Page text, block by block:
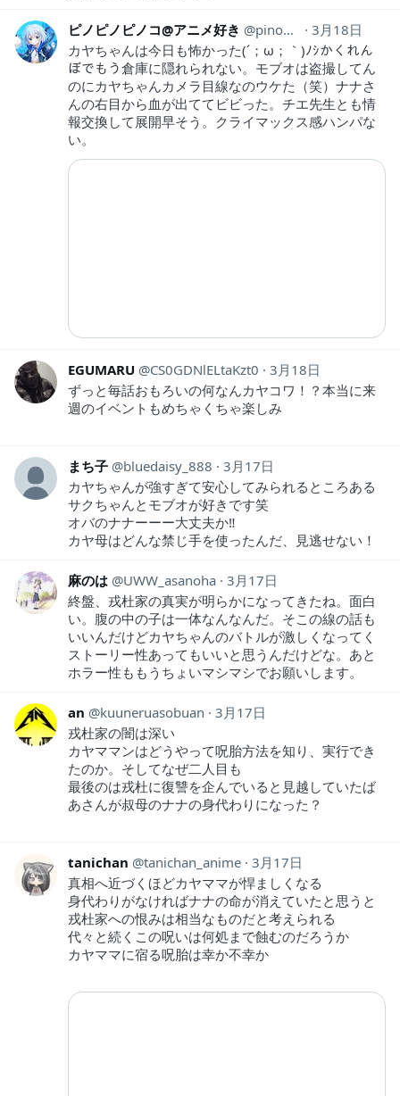
ピノピノピノコ@アニメ好き pinopinopino369
3月18日
カヤちゃんは今日も怖かった(´；ω；｀)ﾉｼかくれん
ぼでもう倉庫に隠れられない。モブオは盗撮してん
のにカヤちゃんカメラ目線なのウケた（笑）ナナさ
んの右目から血が出ててビビった。チエ先生とも情
報交換して展開早そう。クライマックス感ハンパな
い。
EGUMARU CS0GDNlELtaKzt0
3月18日
ずっと毎話おもろいの何なんカヤコワ！？本当に来
週のイベントもめちゃくちゃ楽しみ
まち子 bluedaisy_888
3月17日
カヤちゃんが強すぎて安心してみられるところある
サクちゃんとモブオが好きです笑
オバのナナーーー大丈夫か‼︎
カヤ母はどんな禁じ手を使ったんだ、見逃せない！
麻のは UWW_asanoha 3月17日
終盤、戎杜家の真実が明らかになってきたね。面白
い。腹の中の子は一体なんなんだ。そこの線の話も
いいんだけどカヤちゃんのバトルが激しくなってく
ストーリー性あってもいいと思うんだけどな。あと
ホラー性ももうちょいマシマシでお願いします。
an kuuneruasobuan
3月17日
戎杜家の闇は深い
カヤママンはどうやって呪胎方法を知り、実行でき
たのか。そしてなぜ二人目も
最後のは戎杜に復讐を企んでいると見越していたば
あさんが叔母のナナの身代わりになった？
tanichan tanichan_anime 3月17日
真相へ近づくほどカヤママが悍ましくなる
身代わりがなければナナの命が消えていたと思うと
戎杜家への恨みは相当なものだと考えられる
代々と続くこの呪いは何処まで蝕むのだろうか
カヤママに宿る呪胎は幸か不幸か